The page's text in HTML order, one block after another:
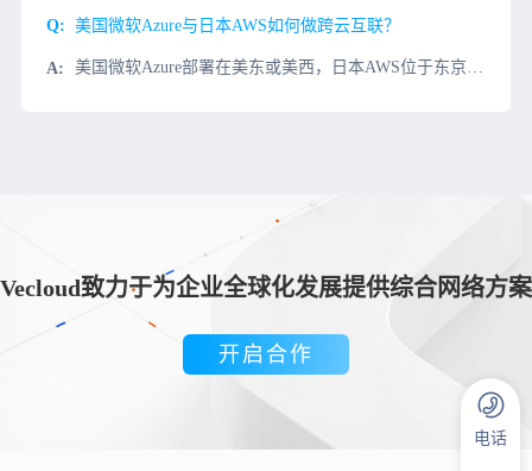
美国微软Azure与日本AWS如何做跨云互联？
美国微软Azure部署在美东或美西，日本AWS位于东京或大阪区域。要实现这两个云之间的互联，核心目标是让双方VPC内的服务器、数据库等资源能通过私有IP直接通信，不走公网，从而降低延迟、提高安全性和带
Vecloud致力于为企业全球化发展提供综合网络方案
开启合作
电话